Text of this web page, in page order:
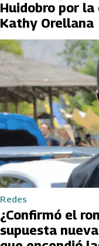
Huidobro por
Kathy Orellana
Redes
¿Confirmó el
supuesta